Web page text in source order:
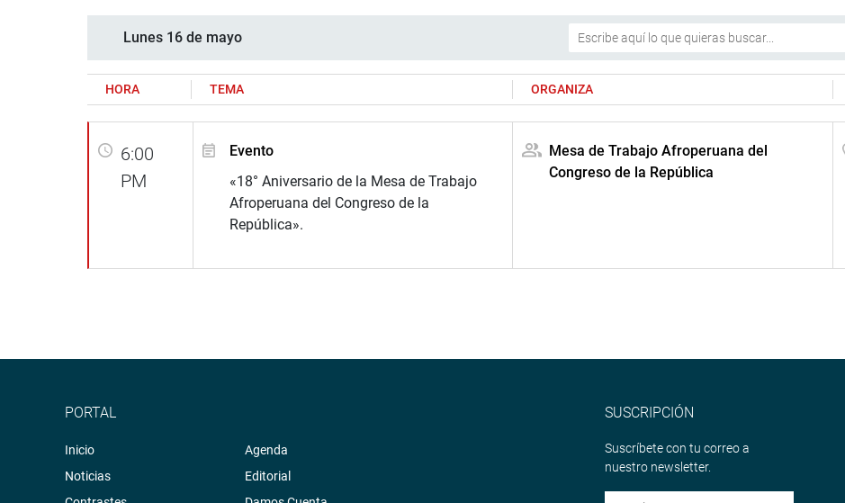
Lunes 16 de mayo
HORA TEMA ORGANIZA
6:00
PM
Evento
«18° Aniversario de la Mesa de Trabajo
Afroperuana del Congreso de la
República».
Mesa de Trabajo Afroperuana del
Congreso de la República
PORTAL
Inicio
Noticias
Agenda
Editorial
SUSCRIPCIÓN
Suscríbete con tu correo a
nuestro newsletter.